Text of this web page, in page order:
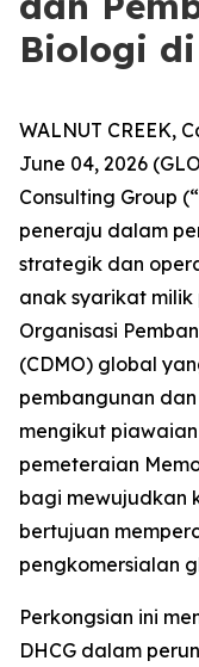
Biologi
WALNUT CREEK,
June 04, 2026
Consulting Group
peneraju dalam
strategik dan
anak syarikat milik
Organisasi
(CDMO) global
pembangunan
mengikut piawaian
pemeteraian
bagi mewujudkan
bertujuan
pengkomersialan
Perkongsian ini
DHCG dalam